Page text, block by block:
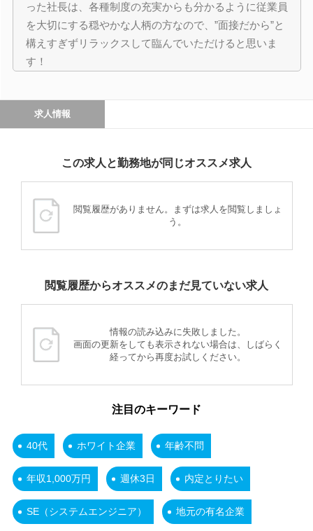
った社長は、各種制度の充実からも分かるように従業員
を大切にする穏やかな人柄の方なので、”面接だから”と
構えすぎずリラックスして臨んでいただけると思いま
す！
求人情報
この求人と勤務地が同じオススメ求人
閲覧履歴がありません。まずは求人を閲覧しましょ
う。
閲覧履歴からオススメのまだ見ていない求人
情報の読み込みに失敗しました。
画面の更新をしても表示されない場合は、しばらく
経ってから再度お試しください。
注目のキーワード
40代 ホワイト企業 年齢不問
年収1,000万円 週休3日 内定とりたい
SE（システムエンジニア） 地元の有名企業